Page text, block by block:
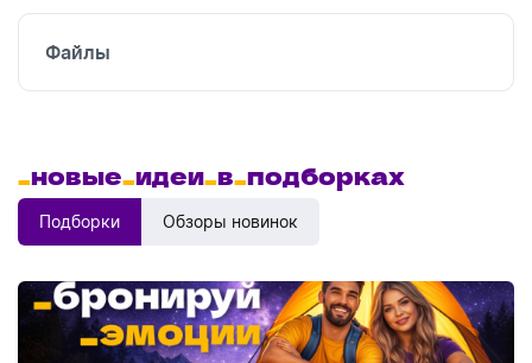
Файлы
_новые_идеи_в_подборках
Подборки Обзоры новинок